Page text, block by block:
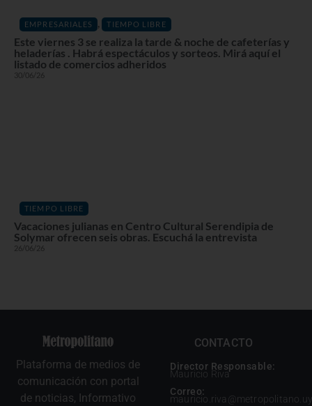
EMPRESARIALES TIEMPO LIBRE
Este viernes 3 se realiza la tarde & noche de cafeterías y
heladerías . Habrá espectáculos y sorteos. Mirá aquí el
listado de comercios adheridos
30/06/26
TIEMPO LIBRE
Vacaciones julianas en Centro Cultural Serendipia de
Solymar ofrecen seis obras. Escuchá la entrevista
26/06/26
Plataforma de medios de
comunicación con portal
de noticias, Informativo
CONTACTO
Director Responsable:
Mauricio Riva
Correo:
mauricio.riva@metropolitano.uy